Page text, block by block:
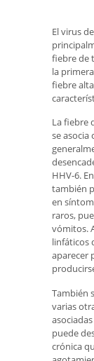
El virus
fiebre de
la
fiebre
La fiebre
se asocia
HHV-6.
también
en
raros,
vómitos.
linfáticos
aparecer
También
varias
puede
crónica